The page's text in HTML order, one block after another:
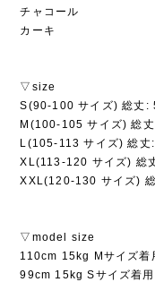
チャコール
カーキ
▽size
S(90-100 サイズ) 総丈:
M(100-105 サイズ) 総
L(105-113 サイズ) 総丈
XL(113-120 サイズ) 総
XXL(120-130 サイズ)
▽model size
110cm 15kg Mサイズ着
99cm 15kg Sサイズ着用